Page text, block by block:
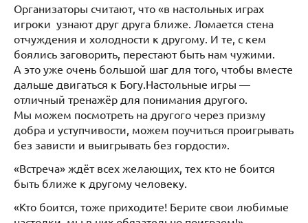
Организаторы считают, что «в настольных играх
игроки узнают друг друга ближе. Ломается стена
отчуждения и холодности к другому. И те, с кем
боялись заговорить, перестают быть нам чужими.
А это уже очень большой шаг для того, чтобы вместе
дальше двигаться к Богу.Настольные игры —
отличный тренажёр для понимания другого.
Мы можем посмотреть на другого через призму
добра и уступчивости, можем поучиться проигрывать
без зависти и выигрывать без гордости».
«Встреча» ждёт всех желающих, тех кто не боится
быть ближе к другому человеку.
«Кто боится, тоже приходите! Берите свои любимые